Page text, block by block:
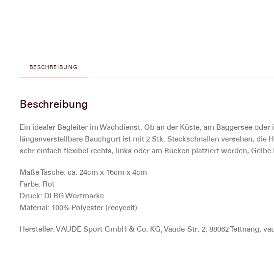
BESCHREIBUNG
Beschreibung
Ein idealer Begleiter im Wachdienst. Ob an der Küste, am Baggersee
längenverstellbare Bauchgurt ist mit 2 Stk. Steckschnallen versehen, die
sehr einfach flexibel rechts, links oder am Rücken platziert werden, Gelbe
Maße Tasche: ca. 24cm x 15cm x 4cm
Farbe: Rot
Druck: DLRG Wortmarke
Material: 100% Polyester (recycelt)
Hersteller: VAUDE Sport GmbH & Co. KG, Vaude-Str. 2, 88062 Tettnang,